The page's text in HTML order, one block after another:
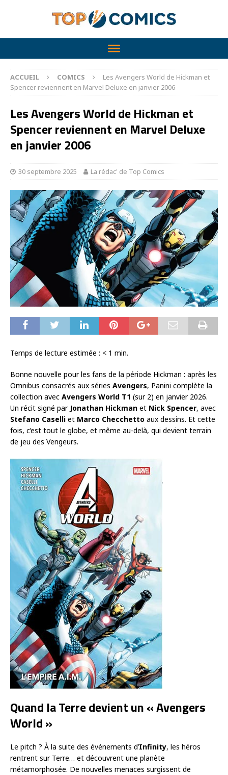
ACCUEIL COMICS
Les Avengers World de Hickman et
Spencer reviennent en Marvel Deluxe en janvier 2006
Les Avengers World de Hickman et
Spencer reviennent en Marvel Deluxe
en janvier 2006
30 septembre 2025 La rédac' de Top Comics
Temps de lecture estimée : < 1 min.
Bonne nouvelle pour les fans de la période Hickman : après les
Omnibus consacrés aux séries Avengers, Panini complète la
collection avec Avengers World T1 (sur 2) en janvier 2026.
Un récit signé par Jonathan Hickman et Nick Spencer, avec
Stefano Caselli et Marco Checchetto aux dessins. Et cette
fois, c’est tout le globe, et même au-delà, qui devient terrain
de jeu des Vengeurs.
Quand la Terre devient un « Avengers
World »
Le pitch ? À la suite des événements d’Infinity, les héros
rentrent sur Terre… et découvrent une planète
métamorphosée. De nouvelles menaces surgissent de